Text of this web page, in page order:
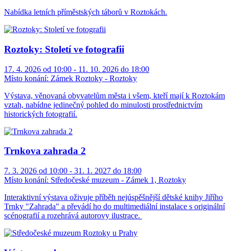
Nabídka letních příměstských táborů v Roztokách.
Roztoky: Století ve fotografii
17. 4. 2026 od 10:00 - 11. 10. 2026 do 18:00
Místo konání: Zámek Roztoky - Roztoky
Výstava, věnovaná obyvatelům města i všem, kteří mají k Roztokám
vztah, nabídne jedinečný pohled do minulosti prostřednictvím
historických fotografií.
Trnkova zahrada 2
7. 3. 2026 od 10:00 - 31. 1. 2027 do 18:00
Místo konání: Středočeské muzeum - Zámek 1, Roztoky
Interaktivní výstava oživuje příběh nejúspěšnější dětské knihy Jiřího
Trnky "Zahrada" a převádí ho do multimediální instalace s originální
scénografií a rozehrává autorovy ilustrace.